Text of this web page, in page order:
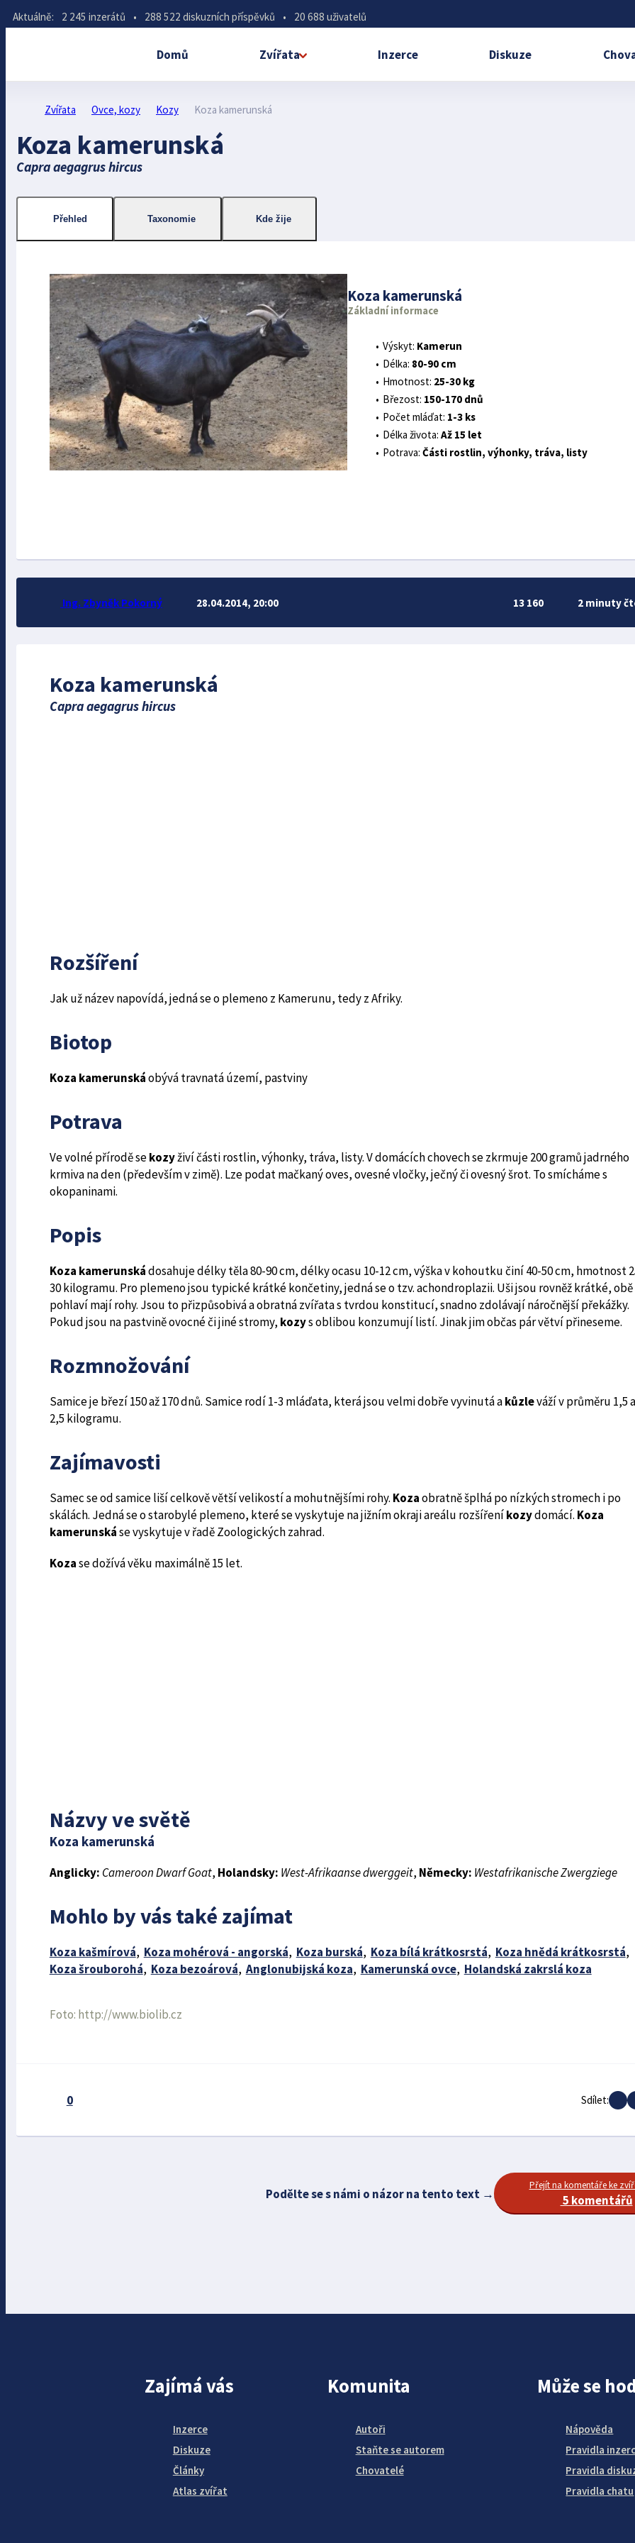
Aktuálně: 2 245 inzerátů • 288 522 diskuzních příspěvků • 20 688 uživatelů
Domů Zvířata Inzerce Diskuze
Zvířata Ovce, kozy Kozy Koza kamerunská
Koza kamerunská
Capra aegagrus hircus
Koza kamerunská
Capra aegagrus hircus
Rozšíření
Jak už název napovídá, jedná se o plemeno z Kamerunu, tedy z Afriky.
Biotop
Koza kamerunskáobývá travnatá území, pastviny
Potrava
Ve volné přírodě sekozyživí části rostlin, výhonky, tráva, listy. V domácích chovech se zkrmuje 200 gramů jadrného
krmiva na den (především v zimě). Lze podat mačkaný oves, ovesné vločky, ječný či ovesný šrot. To smícháme s
okopaninami.
Popis
Koza kamerunskádosahuje délky těla 80-90 cm, délky ocasu 10-12 cm, výška v kohoutku činí 40-50 cm, hmotnost
30 kilogramu. Pro plemeno jsou typické krátké končetiny, jedná se o tzv. achondroplazii. Uši jsou rovněž krátké, obě
pohlaví mají rohy. Jsou to přizpůsobivá a obratná zvířata s tvrdou konstitucí, snadno zdolávají náročnější překážky.
Pokud jsou na pastvině ovocné či jiné stromy, kozys oblibou konzumují listí. Jinak jim občas pár větví přineseme.
Rozmnožování
Samice je březí 150 až 170 dnů. Samice rodí 1-3 mláďata, která jsou velmi dobře vyvinutá akůzleváží v průměru 1,5
2,5 kilogramu.
Zajímavosti
Samec se od samice liší celkově větší velikostí a mohutnějšími rohy. Kozaobratně šplhá po nízkých stromech i po
skálách. Jedná se o starobylé plemeno, které se vyskytuje na jižním okraji areálu rozšířeníkozydomácí. Koza
kamerunskáse vyskytuje v řadě Zoologických zahrad.
Kozase dožívá věku maximálně 15 let.
Názvy ve světě
Koza kamerunská
Anglicky: Cameroon Dwarf Goat, Holandsky: West-Afrikaanse dwerggeit, Německy: Westafrikanische Zwergziege
Mohlo by vás také zajímat
Koza kašmírová, Koza mohérová - angorská, Koza burská, Koza bílá krátkosrstá, Koza hnědá krátkosrstá,
Koza šrouborohá, Koza bezoárová, Anglonubijská koza, Kamerunská ovce, Holandská zakrslá koza
Foto: http://www.biolib.cz
Přehled Taxonomie Kde žije
Koza kamerunská
Základní informace
Výskyt: Kamerun
Délka: 80-90 cm
Hmotnost: 25-30 kg
Březost: 150-170 dnů
Počet mláďat: 1-3 ks
Délka života:Až 15 let
Potrava:Části rostlin, výhonky, tráva, listy
Ing. Zbyněk Pokorný 28.04.2014, 20:00 13 160 2 minuty
0 Sdílet:
Podělte se s námi o názor na tento text →
Přejít na komentáře ke
5 komentářů
Zajímá vás
Inzerce
Diskuze
Články
Atlas zvířat
Komunita
Autoři
Staňte se autorem
Chovatelé
Může se
Nápověda
Pravidla
Pravidla
Pravidla chatu